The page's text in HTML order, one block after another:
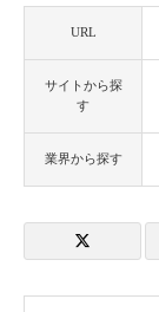
URL
サイトから探
す
業界から探す